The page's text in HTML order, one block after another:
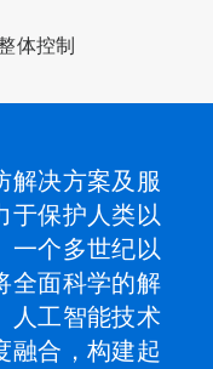
体控制
解决方案及服
于保护人类以
一个多世纪以
全面科学的解
人工智能技术
融合，构建起